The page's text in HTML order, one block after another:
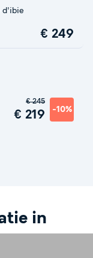
d'ibie
€ 249
€ 219 -10%
€ 245
in